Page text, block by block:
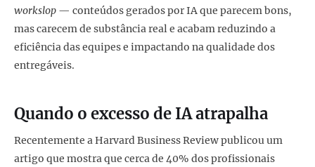
workslop — conteúdos gerados por IA que parecem bons,
mas carecem de substância real e acabam reduzindo a
eficiência das equipes e impactando na qualidade dos
entregáveis.
Quando o excesso de IA atrapalha
Recentemente a Harvard Business Review publicou um
artigo que mostra que cerca de 40% dos profissionais